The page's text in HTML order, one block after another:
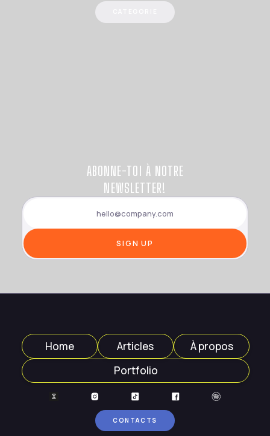
ABONNE-TOI À NOTRE
NEWSLETTER!
Home Articles
À propos
Portfolio
CONTACTS